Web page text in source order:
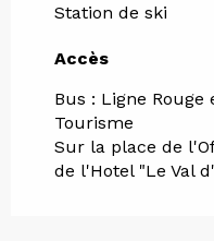
Station de ski
Accès
Accès
Bus : Ligne
Tourisme
Sur la place de
de l'Hotel "Le Val